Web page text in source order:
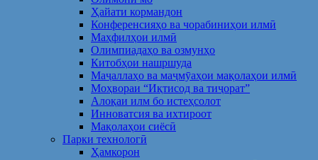
Ҳайати кормандон
Конференсияҳо ва чорабиниҳои илмӣ
Маҳфилҳои илмӣ
Олимпиадаҳо ва озмунҳо
Китобҳои нашршуда
Маҷаллаҳо ва маҷмӯаҳои мақолаҳои илмӣ
Моҳвораи “Иқтисод ва тиҷорат”
Алоқаи илм бо истеҳсолот
Инноватсия ва ихтироот
Мақолаҳои сиёсӣ
Парки технологӣ
Ҳамкорон